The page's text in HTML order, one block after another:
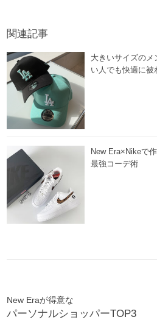
関連記事
大きいサイズのメ
い人でも快適に被
New Era×Nikeで
最強コーデ術
New Eraが得意な
パーソナルショッパーTOP3